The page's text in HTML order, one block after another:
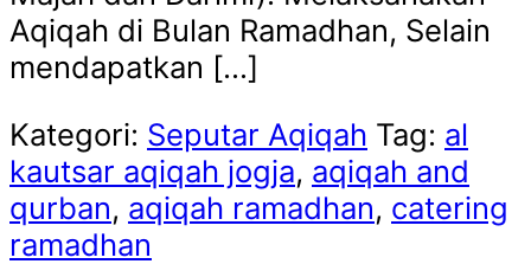
Aqiqah di Bulan Ramadhan, Selain
mendapatkan […]
Kategori: Seputar Aqiqah Tag: al
kautsar aqiqah jogja, aqiqah and
qurban, aqiqah ramadhan, catering
ramadhan